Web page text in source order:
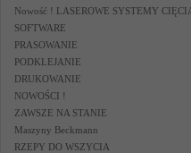
Nowość ! LASEROWE SYSTEMY
SOFTWARE
PRASOWANIE
PODKLEJANIE
DRUKOWANIE
NOWOŚCI !
ZAWSZE NA STANIE
Maszyny Beckmann
RZEPY DO WSZYCIA